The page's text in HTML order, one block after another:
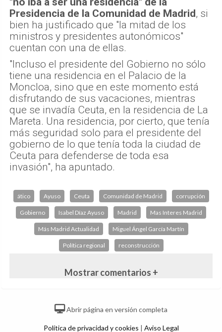
Presidencia de la Comunidad de Madrid, si
bien ha justificado que "la mitad de los
ministros y presidentes autonómicos"
cuentan con una de ellas.
"Incluso el presidente del Gobierno no sólo
tiene una residencia en el Palacio de la
Moncloa, sino que en este momento está
disfrutando de sus vacaciones, mientras
que se invadía Ceuta, en la residencia de La
Mareta. Una residencia, por cierto, que tenía
más seguridad solo para el presidente del
gobierno de lo que tenía toda la ciudad de
Ceuta para defenderse de toda esa
invasión", ha apuntado.
ático Ayuso Ceuta Comunidad de Madrid corrupción
Gobierno Isabel Díaz Ayuso Madrid Mas Interes Madrid
Más Madrid Actualidad Miguel Ángel García Martín
Política regional reconstrucción
Mostrar comentarios +
Abrir página en versión completa
Política de privacidad y cookies | Aviso Legal